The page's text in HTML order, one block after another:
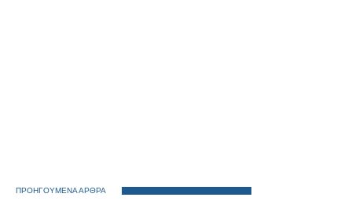
ΠΡΟΗΓΟΥΜΕΝΑ ΑΡΘΡΑ